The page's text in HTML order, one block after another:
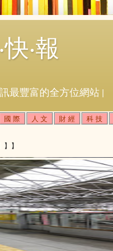
‧報
最豐富的全方位網站 |
國 際 人 文 財 經 科 技
】】